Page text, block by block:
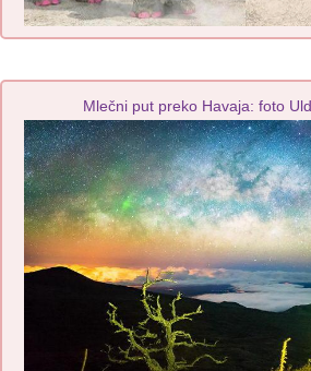
Mlečni put preko Havaja: foto